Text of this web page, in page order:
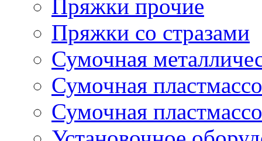
Пряжки прочие
Пряжки со стразами
Сумочная
Сумочная
Сумочная